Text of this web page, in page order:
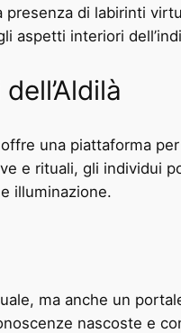
di labirinti
aspetti interiori
una piattaforma
e rituali, gli individui
illuminazione.
ma anche un
nascoste e